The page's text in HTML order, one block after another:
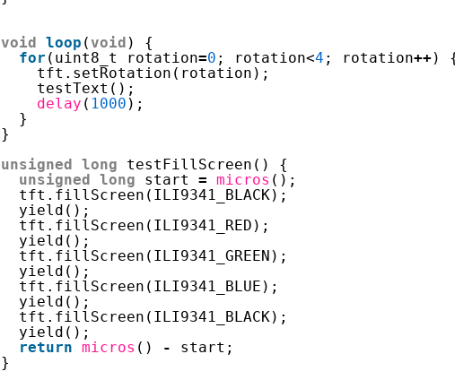
void loop (void ) {
for (uint8_t rotation=0 ; rotation<4 ; rotation++)
tft.setRotation(rotation);
testText();
delay ( 1000 );
}
}
unsigned long
testFillScreen() {
unsigned long start = micros ();
tft.fillScreen(ILI9341_BLACK);
yield();
tft.fillScreen(ILI9341_RED);
yield();
tft.fillScreen(ILI9341_GREEN);
yield();
tft.fillScreen(ILI9341_BLUE);
yield();
tft.fillScreen(ILI9341_BLACK);
yield();
return micros () -
start;
}